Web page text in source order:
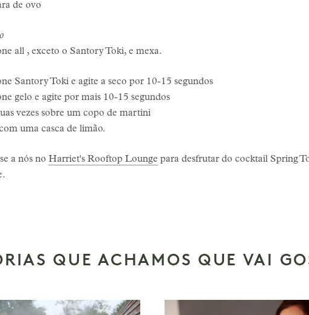
de ovo
all , exceto o Santory Toki, e mexa.
Santory Toki e agite a seco por 10-15 segundos
gelo e agite por mais 10-15 segundos
vezes sobre um copo de martini
uma casca de limão.
a nós no Harriet's Rooftop Lounge para desfrutar do cocktail Spring
QUE ACHAMOS QUE VAI